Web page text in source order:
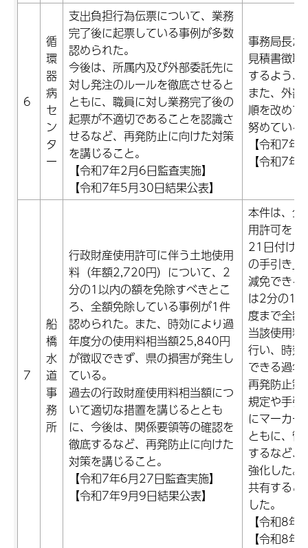
6
循
環
器
病
セ
ン
タ
ー
支出負担行為伝票について、業務
完了後に起票している事例が多数
認められた。
今後は、所属内及び外部委託先に
対し発注のルールを徹底させると
ともに、職員に対し業務完了後の
起票が不適切であることを認識さ
せるなど、再発防止に向けた対策
を講じること。
【令和7年2月6日監査実施】
【令和7年5月30日結果公表】
事務局長か
見積書徴
するよう、
また、外部
順を改めて
努めている
【令和7
【令和7
7
船
橋
水
道
事
務
所
行政財産使用許可に伴う土地使用
料（年額2,720円）について、2
分の1以内の額を免除すべきとこ
ろ、全額免除している事例が1件
認められた。また、時効により過
年度分の使用料相当額25,840円
が徴収できず、県の損害が発生し
ている。
過去の行政財産使用料相当額につ
いて適切な措置を講じるととも
に、今後は、関係要領等の確認を
徹底するなど、再発防止に向けた
対策を講じること。
【令和7年6月27日監査実施】
【令和7年9月9日結果公表】
本件は、公
用許可を
21日付け
の手引き」
減免できる
は2分の1
度まで全額
当該使用料
行い、時効
できる過年
再発防止策
規定や手引
にマーカ
ともに、
するなど、
強化した。
共有するこ
した。
【令和8
【令和8